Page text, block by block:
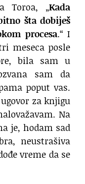
Toroa,
„Kada
šta dobiješ
procesa.“ I
meseca posle
bila sam u
sam da
poput vas.
za knjigu
Na
je, hodam sad
neustrašiva
vreme da se